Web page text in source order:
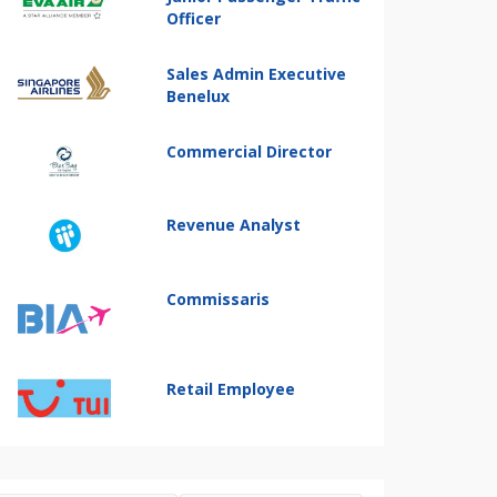
Officer
Sales Admin Executive
Benelux
Commercial Director
Revenue Analyst
Commissaris
Retail Employee